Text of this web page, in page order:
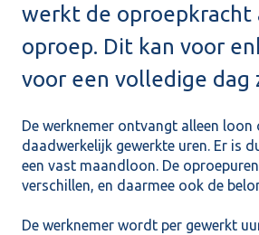
werkt de oproepkracht
oproep. Dit kan voor
voor een volledige dag
De werknemer ontvangt alleen loon
daadwerkelijk gewerkte uren. Er is
een vast maandloon. De
verschillen, en daarmee ook de
De werknemer wordt per gewerkt